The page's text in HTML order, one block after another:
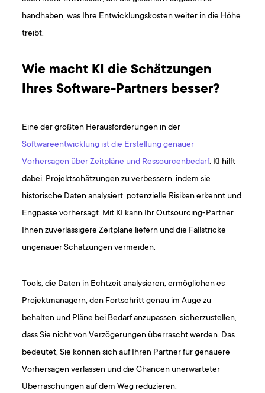
handhaben, was Ihre Entwicklungskosten weiter in die Höhe
treibt.
Wie macht KI die Schätzungen
Ihres Software-Partners besser?
Eine der größten Herausforderungen in der
Softwareentwicklung ist die Erstellung genauer
Vorhersagen über Zeitpläne und Ressourcenbedarf. KI hilft
dabei, Projektschätzungen zu verbessern, indem sie
historische Daten analysiert, potenzielle Risiken erkennt und
Engpässe vorhersagt. Mit KI kann Ihr Outsourcing-Partner
Ihnen zuverlässigere Zeitpläne liefern und die Fallstricke
ungenauer Schätzungen vermeiden.
Tools, die Daten in Echtzeit analysieren, ermöglichen es
Projektmanagern, den Fortschritt genau im Auge zu
behalten und Pläne bei Bedarf anzupassen, sicherzustellen,
dass Sie nicht von Verzögerungen überrascht werden. Das
bedeutet, Sie können sich auf Ihren Partner für genauere
Vorhersagen verlassen und die Chancen unerwarteter
Überraschungen auf dem Weg reduzieren.